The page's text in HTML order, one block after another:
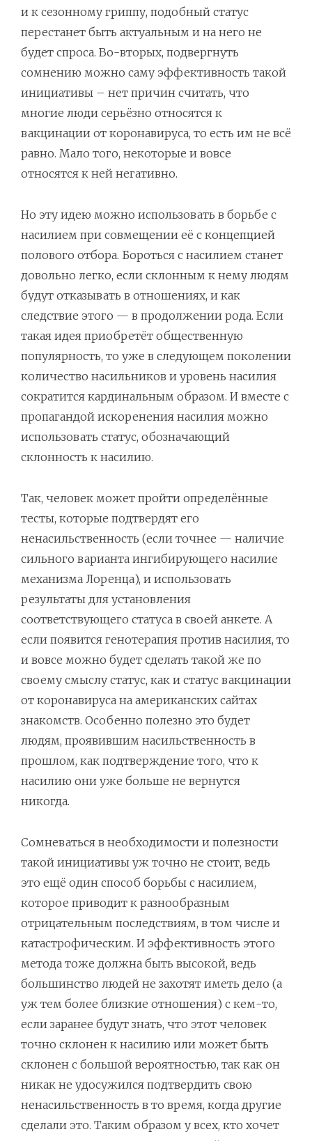
и к сезонному гриппу, подобный статус
перестанет быть актуальным и на него не
будет спроса. Во-вторых, подвергнуть
сомнению можно саму эффективность такой
инициативы – нет причин считать, что
многие люди серьёзно относятся к
вакцинации от коронавируса, то есть им не всё
равно. Мало того, некоторые и вовсе
относятся к ней негативно.
Но эту идею можно использовать в борьбе с
насилием при совмещении её с концепцией
полового отбора. Бороться с насилием станет
довольно легко, если склонным к нему людям
будут отказывать в отношениях, и как
следствие этого — в продолжении рода. Если
такая идея приобретёт общественную
популярность, то уже в следующем поколении
количество насильников и уровень насилия
сократится кардинальным образом. И вместе с
пропагандой искоренения насилия можно
использовать статус, обозначающий
склонность к насилию.
Так, человек может пройти определённые
тесты, которые подтвердят его
ненасильственность (если точнее — наличие
сильного варианта ингибирующего насилие
механизма Лоренца), и использовать
результаты для установления
соответствующего статуса в своей анкете. А
если появится генотерапия против насилия, то
и вовсе можно будет сделать такой же по
своему смыслу статус, как и статус вакцинации
от коронавируса на американских сайтах
знакомств. Особенно полезно это будет
людям, проявившим насильственность в
прошлом, как подтверждение того, что к
насилию они уже больше не вернутся
никогда.
Сомневаться в необходимости и полезности
такой инициативы уж точно не стоит, ведь
это ещё один способ борьбы с насилием,
которое приводит к разнообразным
отрицательным последствиям, в том числе и
катастрофическим. И эффективность этого
метода тоже должна быть высокой, ведь
большинство людей не захотят иметь дело (а
уж тем более близкие отношения) с кем-то,
если заранее будут знать, что этот человек
точно склонен к насилию или может быть
склонен с большой вероятностью, так как он
никак не удосужился подтвердить свою
ненасильственность в то время, когда другие
сделали это. Таким образом у всех, кто хочет